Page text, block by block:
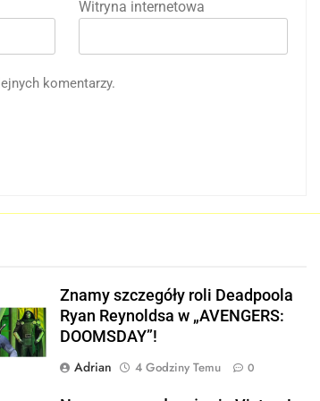
Witryna internetowa
komentarzy.
Znamy szczegóły roli Deadpoola
Ryan Reynoldsa w „AVENGERS:
DOOMSDAY”!
Adrian
4 Godziny Temu 0